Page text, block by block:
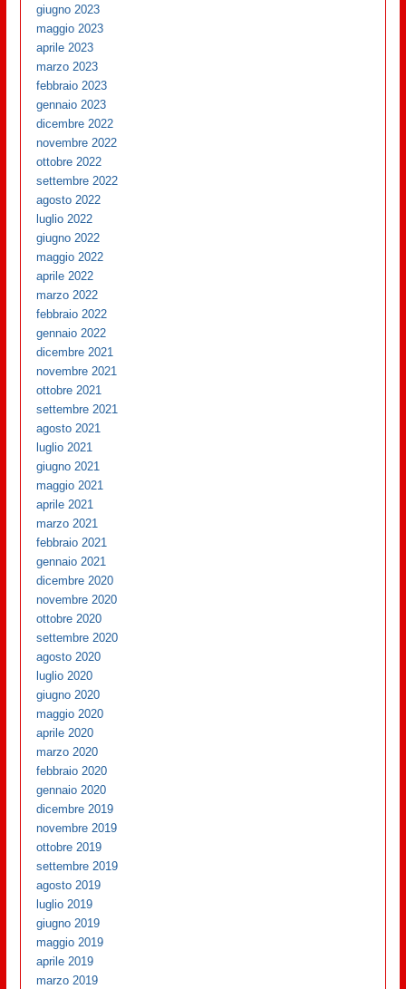
giugno 2023
maggio 2023
aprile 2023
marzo 2023
febbraio 2023
gennaio 2023
dicembre 2022
novembre 2022
ottobre 2022
settembre 2022
agosto 2022
luglio 2022
giugno 2022
maggio 2022
aprile 2022
marzo 2022
febbraio 2022
gennaio 2022
dicembre 2021
novembre 2021
ottobre 2021
settembre 2021
agosto 2021
luglio 2021
giugno 2021
maggio 2021
aprile 2021
marzo 2021
febbraio 2021
gennaio 2021
dicembre 2020
novembre 2020
ottobre 2020
settembre 2020
agosto 2020
luglio 2020
giugno 2020
maggio 2020
aprile 2020
marzo 2020
febbraio 2020
gennaio 2020
dicembre 2019
novembre 2019
ottobre 2019
settembre 2019
agosto 2019
luglio 2019
giugno 2019
maggio 2019
aprile 2019
marzo 2019